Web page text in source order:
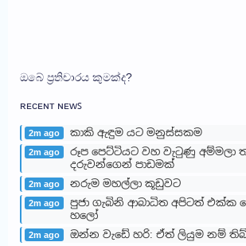
ඔබේ ප්‍රතිචාරය කුමක්ද?
ʀᴇᴄᴇɴᴛ ɴᴇᴡꜱ
2m ago කාකි ඇඳුම යට මනුස්සකම
2m ago
රූප පෙට්ටියට වහ වැටුණු අම්මලා
දරුවන්ගෙන් පාඩමක්
2m ago නරුම මහල්ලා කූඩුවට
2m ago
පුජා ගැබිනි ආබාධිත අපිටත් එක්ක
හලෝ
2m ago ඔන්න වැඩේ හරි: ඒත් ලියුම නම්